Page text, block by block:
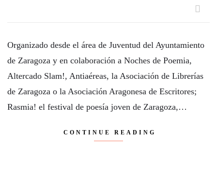
Organizado desde el área de Juventud del Ayuntamiento
de Zaragoza y en colaboración a Noches de Poemia,
Altercado Slam!, Antiaéreas, la Asociación de Librerías
de Zaragoza o la Asociación Aragonesa de Escritores;
Rasmia! el festival de poesía joven de Zaragoza,…
CONTINUE READING